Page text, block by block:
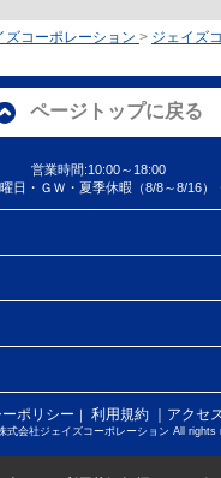
ズコーポレーション > ジェイズ
ページトップに戻る
営業時間:10:00～18:00
日・ＧＷ・夏季休暇（8/8～8/16）
ポリシー 利用規約 ｜アクセ
式会社ジェイズコーポレーション All rights